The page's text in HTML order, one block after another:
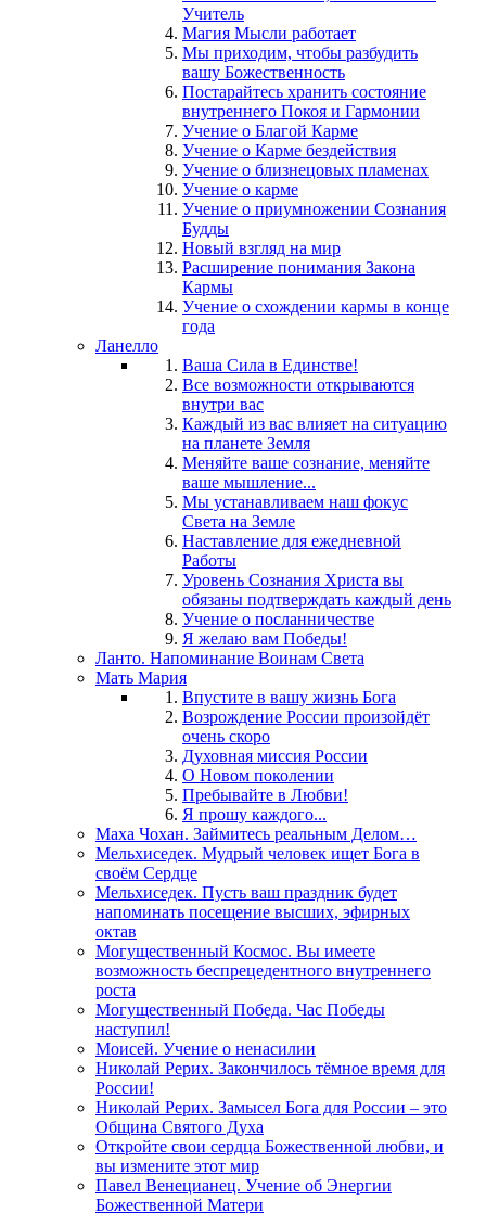
Учитель
Магия Мысли работает
Мы приходим, чтобы разбудить
вашу Божественность
Постарайтесь хранить состояние
внутреннего Покоя и Гармонии
Учение о Благой Карме
Учение о Карме бездействия
Учение о близнецовых пламенах
Учение о карме
Учение о приумножении Сознания
Будды
Новый взгляд на мир
Расширение понимания Закона
Кармы
Учение о схождении кармы в конце
года
Ланелло
Ваша Сила в Единстве!
Все возможности открываются
внутри вас
Каждый из вас влияет на ситуацию
на планете Земля
Меняйте ваше сознание, меняйте
ваше мышление...
Мы устанавливаем наш фокус
Света на Земле
Наставление для ежедневной
Работы
Уровень Сознания Христа вы
обязаны подтверждать каждый день
Учение о посланничестве
Я желаю вам Победы!
Ланто. Напоминание Воинам Света
Мать Мария
Впустите в вашу жизнь Бога
Возрождение России произойдёт
очень скоро
Духовная миссия России
О Новом поколении
Пребывайте в Любви!
Я прошу каждого...
Маха Чохан. Займитесь реальным Делом…
Мельхиседек. Мудрый человек ищет Бога в
своём Сердце
Мельхиседек. Пусть ваш праздник будет
напоминать посещение высших, эфирных
октав
Могущественный Космос. Вы имеете
возможность беспрецедентного внутреннего
роста
Могущественный Победа. Час Победы
наступил!
Моисей. Учение о ненасилии
Николай Рерих. Закончилось тёмное время для
России!
Николай Рерих. Замысел Бога для России – это
Община Святого Духа
Откройте свои сердца Божественной любви, и
вы измените этот мир
Павел Венецианец. Учение об Энергии
Божественной Матери